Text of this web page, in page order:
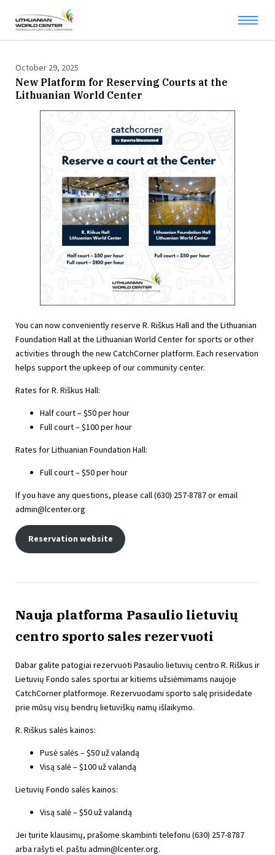
October 29, 2025
New Platform for Reserving Courts at the
Lithuanian World Center
You can now conveniently reserve R. Riškus Hall and the Lithuanian
Foundation Hall at the Lithuanian World Center for sports or other
activities through the new CatchCorner platform. Each reservation
helps support the upkeep of our community center.
Rates for R. Riškus Hall:
Half court – $50 per hour
Full court – $100 per hour
Rates for Lithuanian Foundation Hall:
Full court – $50 per hour
If you have any questions, please call (630) 257-8787 or email
admin@lcenter.org
Reservation website
Nauja platforma Pasaulio lietuvių
centro sporto sales rezervuoti
Dabar galite patogiai rezervuoti Pasaulio lietuvių centro R. Riškus ir
Lietuvių Fondo sales sportui ar kitiems užsiėmimams naujoje
CatchCorner platformoje. Rezervuodami sporto salę prisidedate
prie mūsų visų bendrų lietuviškų namų išlaikymo.
R. Riškus salės kainos:
Pusė salės – $50 už valandą
Visą salė – $100 už valandą
Lietuvių Fondo salės kainos:
Visą salė – $50 už valandą
Jei turite klausimų, prašome skambinti telefonu (630) 257-8787
arba rašyti el. paštu admin@lcenter.org.